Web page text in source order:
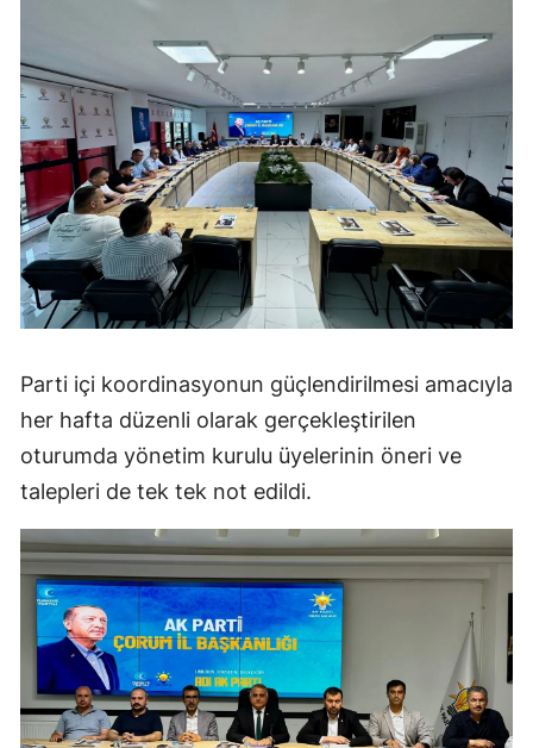
Kastamonu
Kayseri
Kırklareli
Kırşehir
Kocaeli
Konya
Malatya
Manisa
Mardin
Muğla
Nevşehir
Niğde
Parti içi koordinasyonun güçlendirilmesi amacıyla
her hafta düzenli olarak gerçekleştirilen
oturumda yönetim kurulu üyelerinin öneri ve
talepleri de tek tek not edildi.